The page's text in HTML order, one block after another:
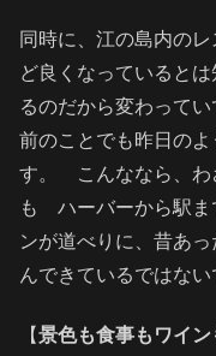
同時に、江の島内の
ど良くなっていると
るのだから変わって
前のことでも昨日の
す。 こんななら、わ
も ハーバーから駅ま
ンが道べりに、昔あ
んできているではない
【景色も食事もワイ